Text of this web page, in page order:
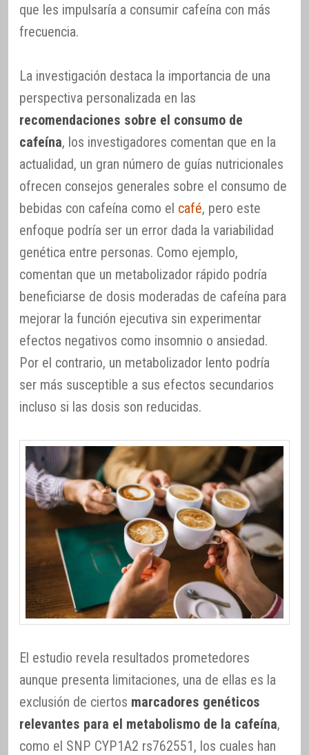
que les impulsaría a consumir cafeína con más
frecuencia.
La investigación destaca la importancia de una
perspectiva personalizada en las
recomendaciones sobre el consumo de
cafeína, los investigadores comentan que en la
actualidad, un gran número de guías nutricionales
ofrecen consejos generales sobre el consumo de
bebidas con cafeína como el café, pero este
enfoque podría ser un error dada la variabilidad
genética entre personas. Como ejemplo,
comentan que un metabolizador rápido podría
beneficiarse de dosis moderadas de cafeína para
mejorar la función ejecutiva sin experimentar
efectos negativos como insomnio o ansiedad.
Por el contrario, un metabolizador lento podría
ser más susceptible a sus efectos secundarios
incluso si las dosis son reducidas.
El estudio revela resultados prometedores
aunque presenta limitaciones, una de ellas es la
exclusión de ciertos marcadores genéticos
relevantes para el metabolismo de la cafeína,
como el SNP CYP1A2 rs762551, los cuales han